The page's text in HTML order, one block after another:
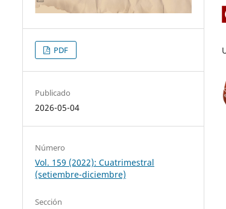
PDF
Publicado
2026-05-04
Número
Vol. 159 (2022): Cuatrimestral
(setiembre-diciembre)
Sección